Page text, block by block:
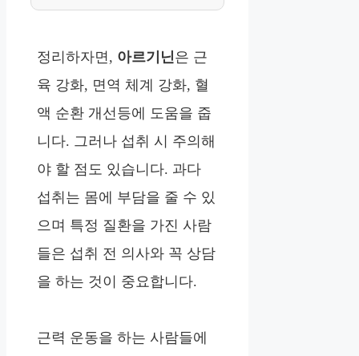
정리하자면, 아르기닌은 근
육 강화, 면역 체계 강화, 혈
액 순환 개선등에 도움을 줍
니다. 그러나 섭취 시 주의해
야 할 점도 있습니다. 과다
섭취는 몸에 부담을 줄 수 있
으며 특정 질환을 가진 사람
들은 섭취 전 의사와 꼭 상담
을 하는 것이 중요합니다.
근력 운동을 하는 사람들에